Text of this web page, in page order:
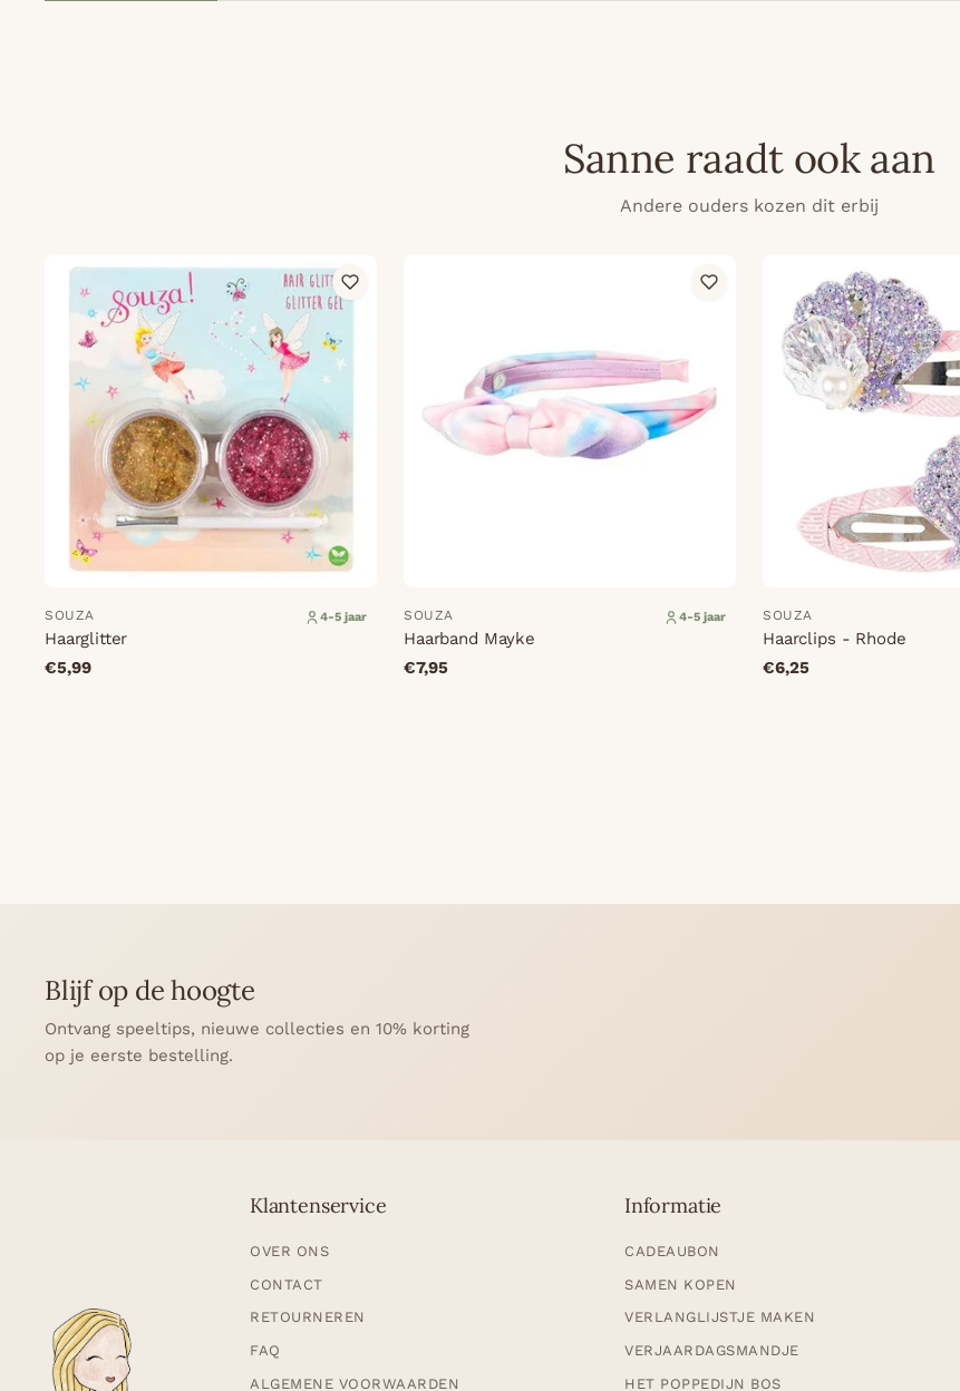
Sanne raadt ook aan
Andere ouders kozen dit erbij
SOUZA 4-5 jaar
Haarglitter
€5,99
SOUZA 4-5 jaar
Haarband Mayke
€7,95
SOUZA
Haarclips - Rhode
€6,25
Blijf op de hoogte
Ontvang speeltips, nieuwe collecties en 10% korting
op je eerste bestelling.
Klantenservice
OVER ONS
CONTACT
RETOURNEREN
FAQ
ALGEMENE VOORWAARDEN
Informatie
CADEAUBON
SAMEN KOPEN
VERLANGLIJSTJE MAKEN
VERJAARDAGSMANDJE
HET POPPEDIJN BOS